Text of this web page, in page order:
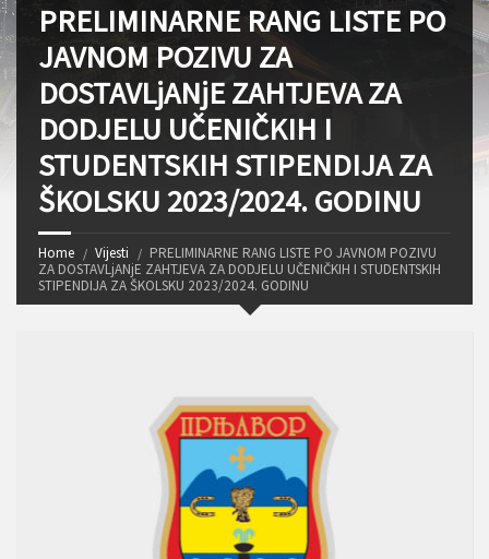
PRELIMINARNE RANG LISTE PO
JAVNOM POZIVU ZA
DOSTAVLjANjE ZAHTJEVA ZA
DODJELU UČENIČKIH I
STUDENTSKIH STIPENDIJA ZA
ŠKOLSKU 2023/2024. GODINU
Home Vijesti
PRELIMINARNE RANG LISTE PO JAVNOM POZIVU
ZA DOSTAVLjANjE ZAHTJEVA ZA DODJELU UČENIČKIH I STUDENTSKIH
STIPENDIJA ZA ŠKOLSKU 2023/2024. GODINU